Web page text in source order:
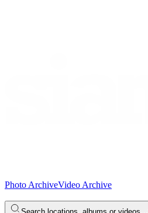
Photo ArchiveVideo Archive